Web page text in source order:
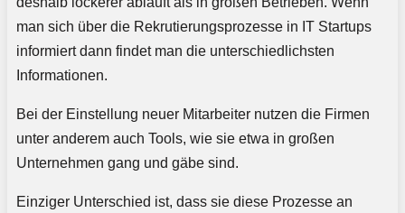
man sich über die Rekrutierungsprozesse in IT Startups
informiert dann findet man die unterschiedlichsten
Informationen.
Bei der Einstellung neuer Mitarbeiter nutzen die Firmen
unter anderem auch Tools, wie sie etwa in großen
Unternehmen gang und gäbe sind.
Einziger Unterschied ist, dass sie diese Prozesse an